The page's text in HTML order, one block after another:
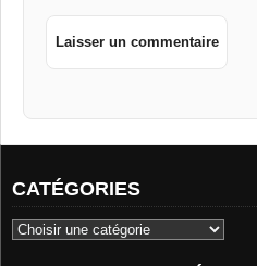
CATÉGORIES